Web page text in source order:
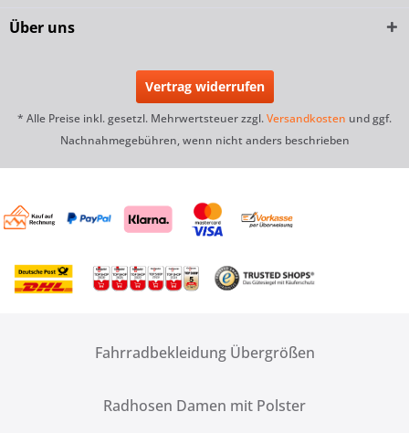
Über uns
Vertrag widerrufen
* Alle Preise inkl. gesetzl. Mehrwertsteuer zzgl.Versandkosten und ggf.
Nachnahmegebühren, wenn nicht anders beschrieben
Fahrradbekleidung Übergrößen
Radhosen Damen mit Polster